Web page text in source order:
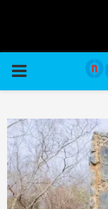
PRIMARY